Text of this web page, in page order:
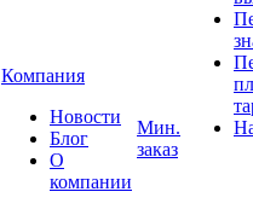
Компания
Новости
Блог
О
компании
Мин.
заказ